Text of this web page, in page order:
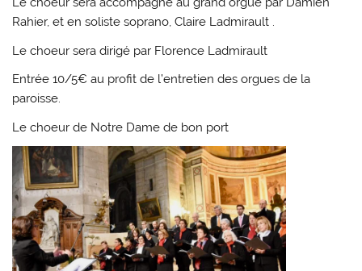
Rahier, et en soliste soprano, Claire Ladmirault .
Le choeur sera dirigé par Florence Ladmirault
Entrée 10/5€ au profit de l’entretien des orgues de la
paroisse.
Le choeur de Notre Dame de bon port